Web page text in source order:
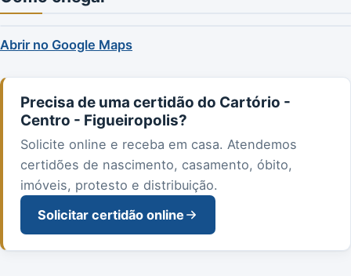
Abrir no Google Maps
Precisa de uma certidão do Cartório -
Centro - Figueiropolis?
Solicite online e receba em casa. Atendemos
certidões de nascimento, casamento, óbito,
imóveis, protesto e distribuição.
Solicitar certidão online